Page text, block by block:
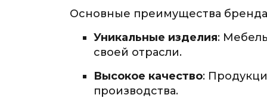
Основные преимущества бренда
Уникальные изделия:
своей отрасли.
Высокое качество:
производства.